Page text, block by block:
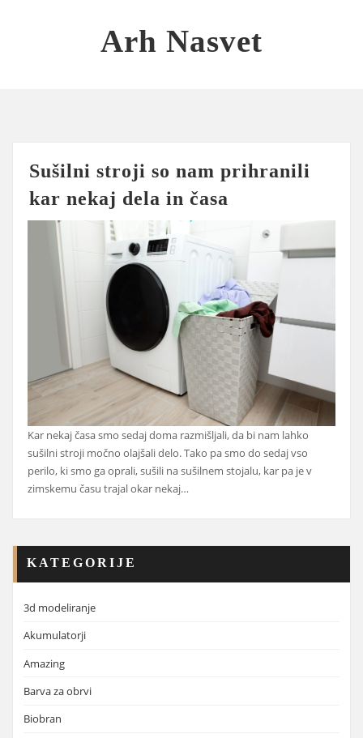
Arh Nasvet
Sušilni stroji so nam prihranili
kar nekaj dela in časa
Kar nekaj časa smo sedaj doma razmišljali, da bi nam lahko
sušilni stroji močno olajšali delo. Tako pa smo do sedaj vso
perilo, ki smo ga oprali, sušili na sušilnem stojalu, kar pa je v
zimskemu času trajal okar nekaj…
KATEGORIJE
3d modeliranje
Akumulatorji
Amazing
Barva za obrvi
Biobran